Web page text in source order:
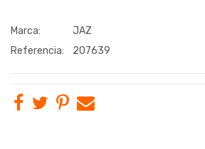
Marca:
JAZ
Referencia:
207639